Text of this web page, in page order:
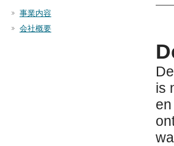
is
事業内容
会社概要